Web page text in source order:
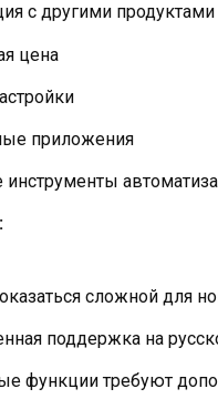
с другими
цена
приложения
сложной для
поддержка на
функции требуют